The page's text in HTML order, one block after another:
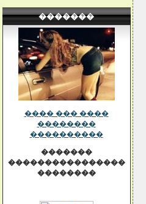
�������
���� ��� ����
��������
����������
�������
����������������
��������